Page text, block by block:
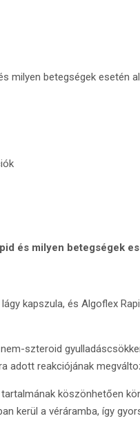
milyen betegségek esetén
és milyen betegségek
kapszula, és Algoflex
szteroid
adott reakciójának
köszönhetően
kerül a véráramba, így